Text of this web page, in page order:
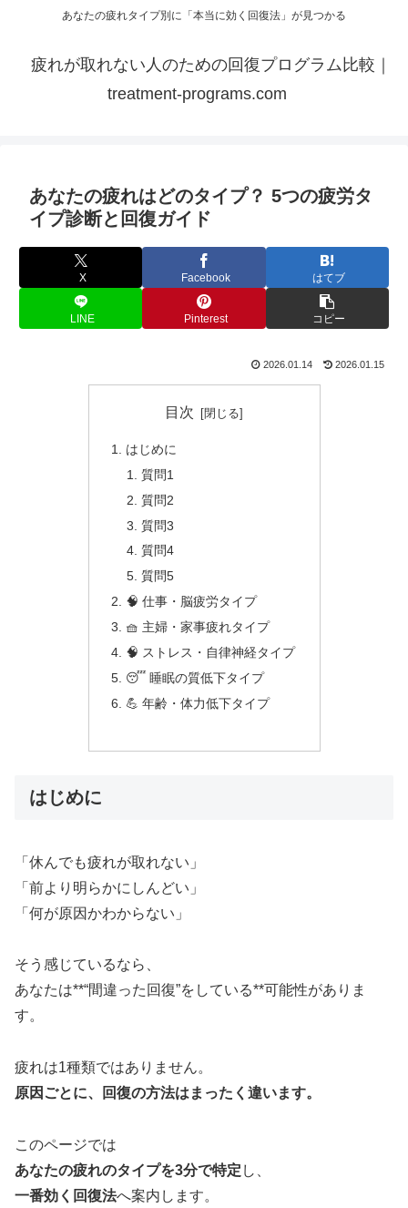
あなたの疲れタイプ別に「本当に効く回復法」が見つかる
疲れが取れない人のための回復プログラム比較｜
treatment-programs.com
あなたの疲れはどのタイプ？ 5つの疲労タ
イプ診断と回復ガイド
X Facebook はてブ
LINE Pinterest コピー
2026.01.14 2026.01.15
目次
はじめに
質問1
質問2
質問3
質問4
質問5
🧠 仕事・脳疲労タイプ
🧺 主婦・家事疲れタイプ
🧠 ストレス・自律神経タイプ
😴 睡眠の質低下タイプ
💪 年齢・体力低下タイプ
はじめに
「休んでも疲れが取れない」
「前より明らかにしんどい」
「何が原因かわからない」
そう感じているなら、
あなたは**“間違った回復”をしている**可能性がありま
す。
疲れは1種類ではありません。
原因ごとに、回復の方法はまったく違います。
このページでは
あなたの疲れのタイプを3分で特定 し、
一番効く回復法へ案内します。